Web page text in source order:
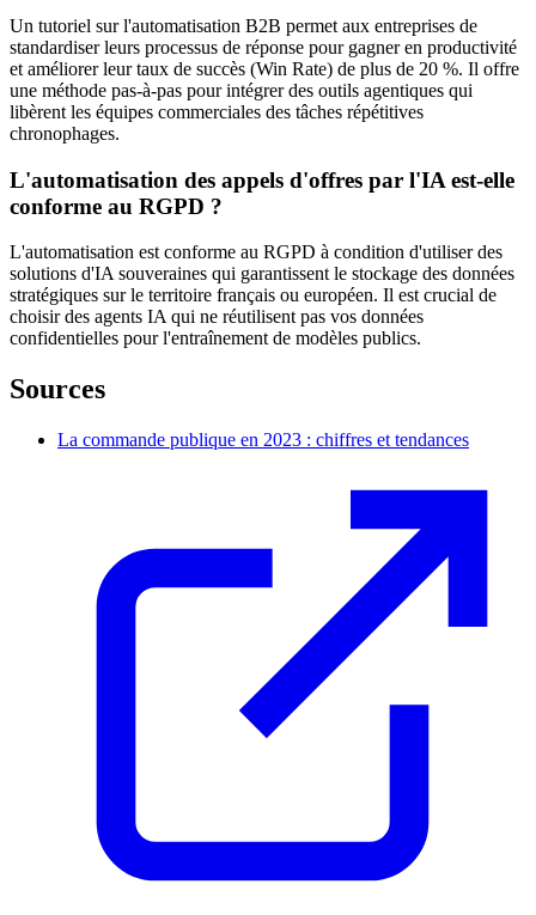
Un tutoriel sur l'automatisation B2B permet aux entreprises de
standardiser leurs processus de réponse pour gagner en productivité
et améliorer leur taux de succès (Win Rate) de plus de 20 %. Il offre
une méthode pas-à-pas pour intégrer des outils agentiques qui
libèrent les équipes commerciales des tâches répétitives
chronophages.
L'automatisation des appels d'offres par l'IA est-elle
conforme au RGPD ?
L'automatisation est conforme au RGPD à condition d'utiliser des
solutions d'IA souveraines qui garantissent le stockage des données
stratégiques sur le territoire français ou européen. Il est crucial de
choisir des agents IA qui ne réutilisent pas vos données
confidentielles pour l'entraînement de modèles publics.
Sources
La commande publique en 2023 : chiffres et tendances